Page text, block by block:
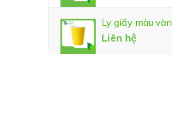
Ly giấy màu
Liên hệ